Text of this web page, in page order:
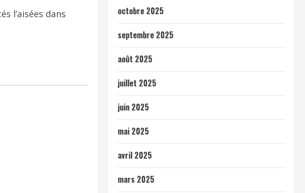
l’aisées dans
octobre 2025
septembre 2025
août 2025
juillet 2025
juin 2025
mai 2025
avril 2025
mars 2025